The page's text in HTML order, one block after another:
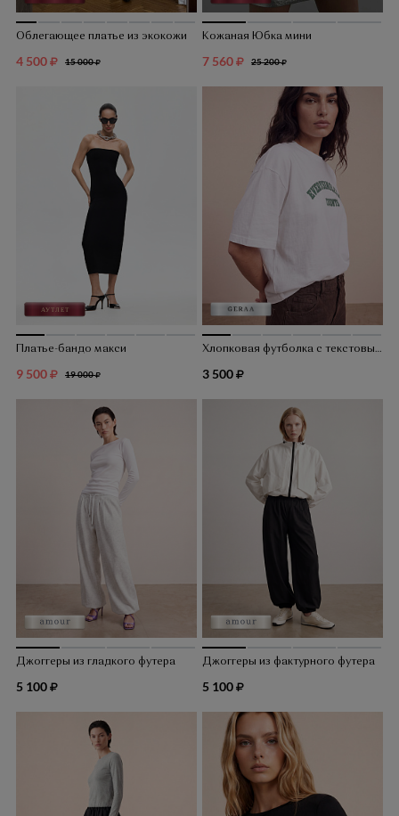
Облегающее платье из экокожи
4 500 15 000
Кожаная Юбка мини
7 560 25 200
Платье-бандо макси
9 500 19 000
Хлопковая футболка с текстовым принтом
3 500
Джоггеры из гладкого футера
5 100
Джоггеры из фактурного футера
5 100